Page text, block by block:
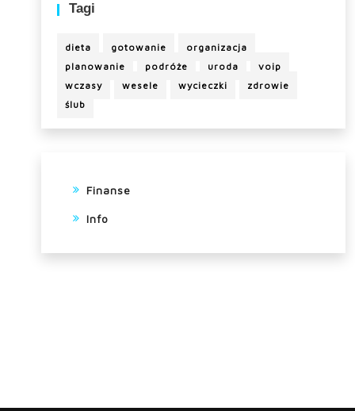
Tagi
dieta gotowanie
organizacja
planowanie
podróże uroda
voip
wczasy
wesele wycieczki
zdrowie
ślub
Finanse
Info